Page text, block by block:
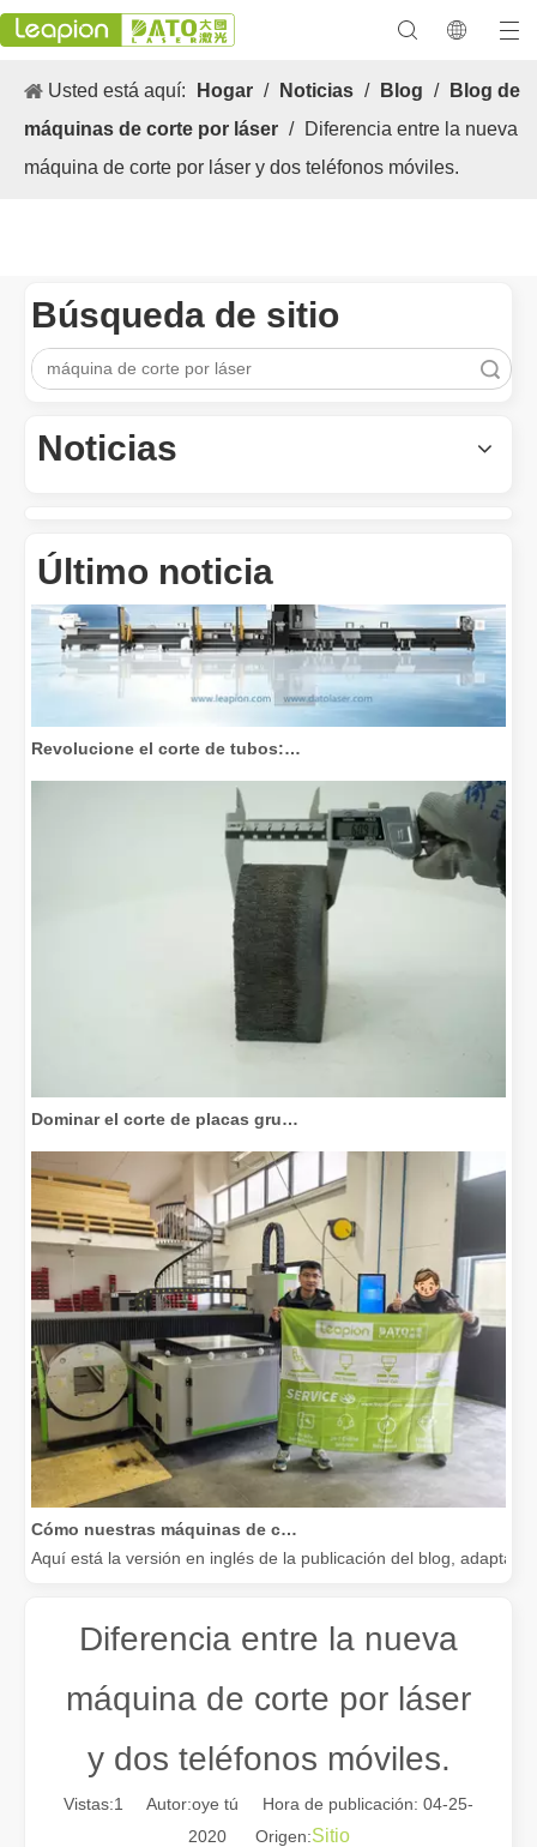
Usted está aquí: Hogar / Noticias / Blog /
Blog de
máquinas de corte por láser / Diferencia entre la nueva
máquina de corte por láser y dos teléfonos móviles.
Búsqueda de sitio
Noticias
Último noticia
Revolucione el corte de tubos: cómo las máquinas cortadoras de tubos por láser transforman la fabricación
Dominar el corte de placas gruesas: cómo las máquinas de corte por láser de fibra revolucionan la fabricación
Cómo nuestras máquinas de corte por láser están fortaleciendo la fabricación mexicana
Aquí está la versión en inglés de la publicación del blog,
Diferencia entre la nueva
máquina de corte por láser
y dos teléfonos móviles.
Vistas:1
Autor:oye tú Hora de publicación: 04-25-
2020 Origen:Sitio